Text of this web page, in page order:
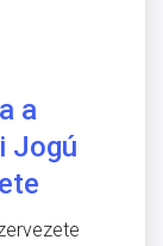
a
Jogú